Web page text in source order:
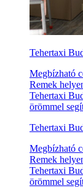
Tehertaxi
Megbízható
Remek
Tehertaxi
örömmel
Tehertaxi
Megbízható
Remek
Tehertaxi
örömmel